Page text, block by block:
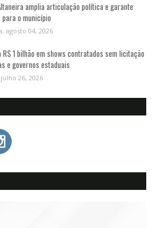
amplia articulação política e garante
o município
agosto 04, 2026
R$ 1 bilhão em shows contratados sem licitação
e governos estaduais
26, 2026